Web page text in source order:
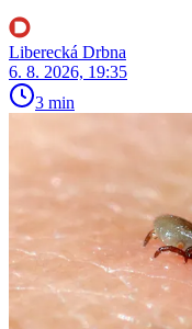
Liberecká Drbna
6. 8. 2026, 19:35
3 min